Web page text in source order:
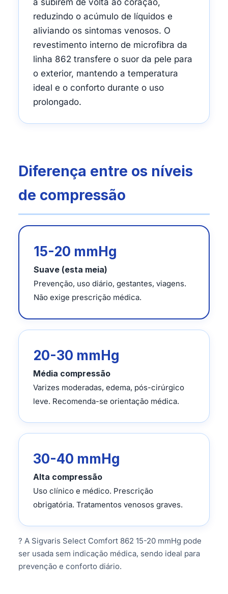
a subirem de volta ao coração,
reduzindo o acúmulo de líquidos e
aliviando os sintomas venosos. O
revestimento interno de microfibra da
linha 862 transfere o suor da pele para
o exterior, mantendo a temperatura
ideal e o conforto durante o uso
prolongado.
Diferença entre os níveis
de compressão
15-20 mmHg
Suave (esta meia)
Prevenção, uso diário, gestantes, viagens.
Não exige prescrição médica.
20-30 mmHg
Média compressão
Varizes moderadas, edema, pós-cirúrgico
leve. Recomenda-se orientação médica.
30-40 mmHg
Alta compressão
Uso clínico e médico. Prescrição
obrigatória. Tratamentos venosos graves.
? A Sigvaris Select Comfort 862 15-20 mmHg pode
ser usada sem indicação médica, sendo ideal para
prevenção e conforto diário.